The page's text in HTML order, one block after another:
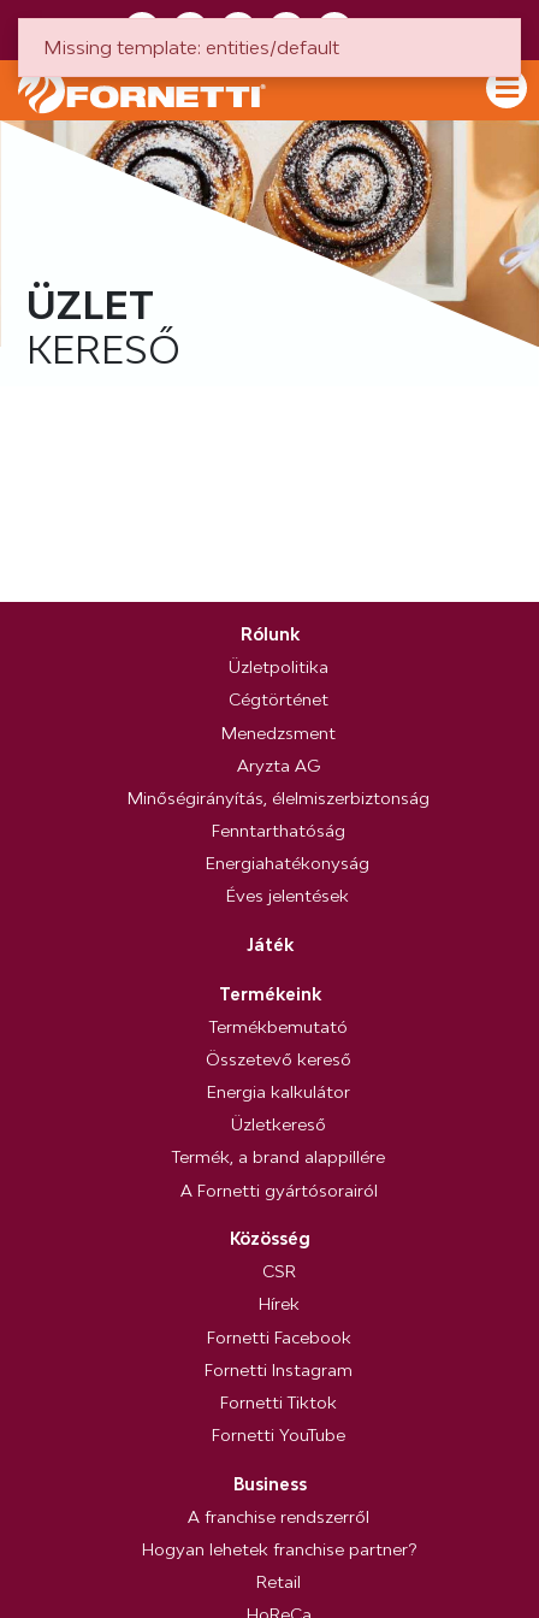
ÜZLET
KERESŐ
Rólunk
Üzletpolitika
Cégtörténet
Menedzsment
Aryzta AG
Minőségirányítás, élelmiszerbiztonság
Fenntarthatóság
Energiahatékonyság
Éves jelentések
Játék
Termékeink
Termékbemutató
Összetevő kereső
Energia kalkulátor
Üzletkereső
Termék, a brand alappillére
A Fornetti gyártósorairól
Közösség
CSR
Hírek
Fornetti Facebook
Fornetti Instagram
Fornetti Tiktok
Fornetti YouTube
Business
A franchise rendszerről
Hogyan lehetek franchise partner?
Retail
Missing template: entities/default